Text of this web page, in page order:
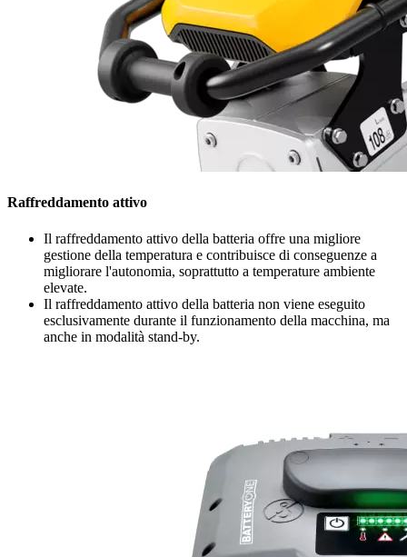
Raffreddamento attivo
Il raffreddamento attivo della batteria offre una migliore
gestione della temperatura e contribuisce di conseguenze a
migliorare l'autonomia, soprattutto a temperature ambiente
elevate.
Il raffreddamento attivo della batteria non viene eseguito
esclusivamente durante il funzionamento della macchina, ma
anche in modalità stand-by.